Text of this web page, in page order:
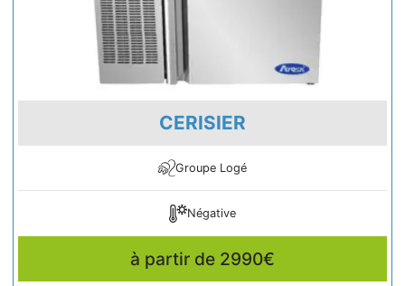
CERISIER
Groupe Logé
Négative
à partir de 2990€